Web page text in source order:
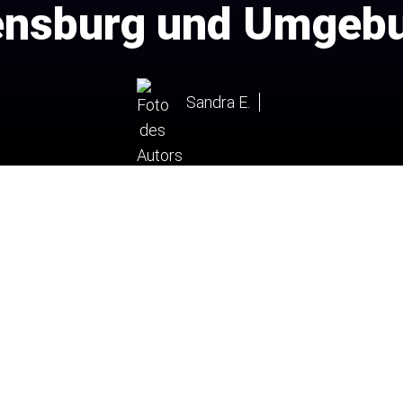
und
Sandra E.